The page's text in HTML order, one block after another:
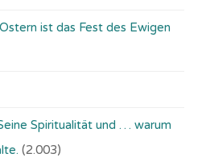
ist das Fest des Ewigen
Spiritualität und … warum
(2.003)